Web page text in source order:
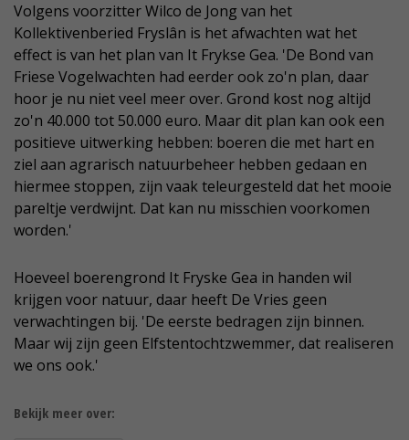
Volgens voorzitter Wilco de Jong van het
Kollektivenberied Fryslân is het afwachten wat het
effect is van het plan van It Frykse Gea. 'De Bond van
Friese Vogelwachten had eerder ook zo'n plan, daar
hoor je nu niet veel meer over. Grond kost nog altijd
zo'n 40.000 tot 50.000 euro. Maar dit plan kan ook een
positieve uitwerking hebben: boeren die met hart en
ziel aan agrarisch natuurbeheer hebben gedaan en
hiermee stoppen, zijn vaak teleurgesteld dat het mooie
pareltje verdwijnt. Dat kan nu misschien voorkomen
worden.'
Hoeveel boerengrond It Fryske Gea in handen wil
krijgen voor natuur, daar heeft De Vries geen
verwachtingen bij. 'De eerste bedragen zijn binnen.
Maar wij zijn geen Elfstentochtzwemmer, dat realiseren
we ons ook.'
Bekijk meer over: